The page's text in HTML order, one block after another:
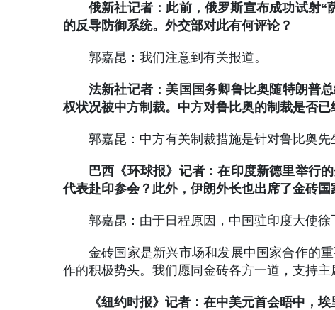
俄新社记者：此前，俄罗斯宣布成功试射
的反导防御系统。外交部对此有何评论？
郭嘉昆：我们注意到有关报道。
法新社记者：美国国务卿鲁比奥随特朗普
权状况被中方制裁。中方对鲁比奥的制裁是否
郭嘉昆：中方有关制裁措施是针对鲁比奥先
巴西《环球报》记者：在印度新德里举行
代表赴印参会？此外，伊朗外长也出席了金砖
郭嘉昆：由于日程原因，中国驻印度大使
金砖国家是新兴市场和发展中国家合作的
作的积极势头。我们愿同金砖各方一道，支持
《纽约时报》记者：在中美元首会晤中，